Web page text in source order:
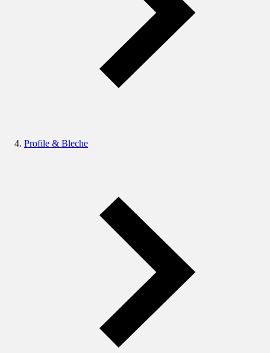
Profile & Bleche